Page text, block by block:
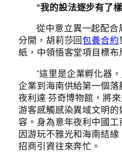
“我的設法逐步有了
從中意立異一起配
分開，胡莉莎回包養合約
紙，中領悟客堂項目標布
“這里是企業孵化器，
企業到海南供給第一個
夜利達·芬奇博物館，將
游客感觸感染異域文明的
容。身為意年夜利中國工
因游玩不雅光和海南結
招商引資往來奔忙。